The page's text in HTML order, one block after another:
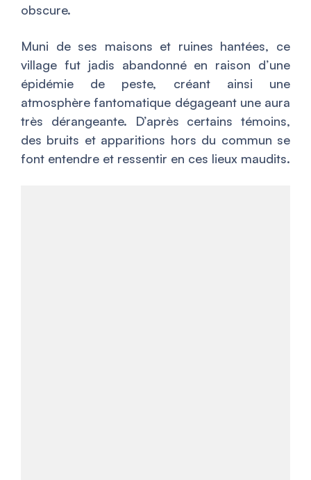
obscure.
Muni de ses maisons et ruines hantées, ce
village fut jadis abandonné en raison d’une
épidémie de peste, créant ainsi une
atmosphère fantomatique dégageant une aura
très dérangeante. D’après certains témoins,
des bruits et apparitions hors du commun se
font entendre et ressentir en ces lieux maudits.